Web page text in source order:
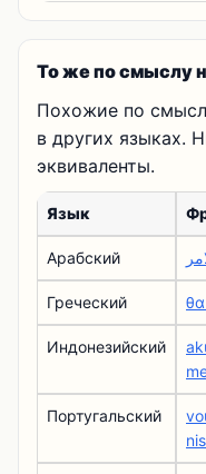
То же по смыслу
Похожие по
в других языках.
эквиваленты.
Язык
Арабский
Греческий
Индонезийский
Португальский